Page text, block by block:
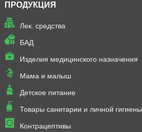
ПРОДУКЦИЯ
Лек. средства
БАД
Изделия медицинского назначения
Мама и малыш
Детское питание
Товары санитарии и личной гигиены
Контрацептивы